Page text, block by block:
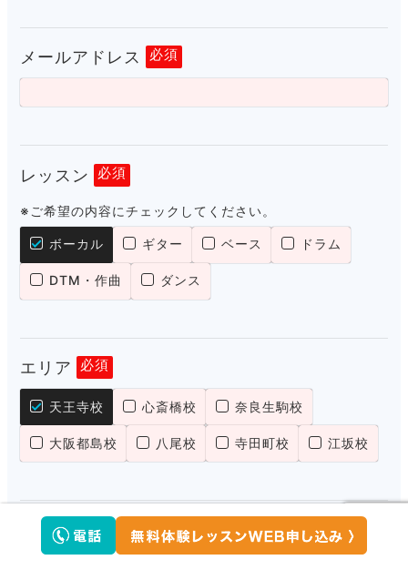
メールアドレス 必須
レッスン 必須
※ご希望の内容にチェックしてください。
ボーカル ギター ベース ドラム
DTM・作曲 ダンス
エリア 必須
天王寺校 心斎橋校 奈良生駒校
大阪都島校 八尾校 寺田町校 江坂校
レッスン候補日
第1候補日